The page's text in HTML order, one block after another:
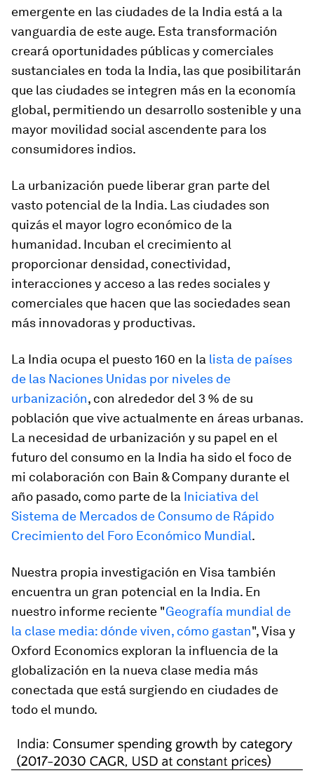
emergente en las ciudades de la India está a la
vanguardia de este auge. Esta transformación
creará oportunidades públicas y comerciales
sustanciales en toda la India, las que posibilitarán
que las ciudades se integren más en la economía
global, permitiendo un desarrollo sostenible y una
mayor movilidad social ascendente para los
consumidores indios.
La urbanización puede liberar gran parte del
vasto potencial de la India. Las ciudades son
quizás el mayor logro económico de la
humanidad. Incuban el crecimiento al
proporcionar densidad, conectividad,
interacciones y acceso a las redes sociales y
comerciales que hacen que las sociedades sean
más innovadoras y productivas.
La India ocupa el puesto 160 en la lista de países
de las Naciones Unidas por niveles de
urbanización, con alrededor del 3 % de su
población que vive actualmente en áreas urbanas.
La necesidad de urbanización y su papel en el
futuro del consumo en la India ha sido el foco de
mi colaboración con Bain & Company durante el
año pasado, como parte de la Iniciativa del
Sistema de Mercados de Consumo de Rápido
Crecimiento del Foro Económico Mundial.
Nuestra propia investigación en Visa también
encuentra un gran potencial en la India. En
nuestro informe reciente "Geografía mundial de
la clase media: dónde viven, cómo gastan", Visa y
Oxford Economics exploran la influencia de la
globalización en la nueva clase media más
conectada que está surgiendo en ciudades de
todo el mundo.